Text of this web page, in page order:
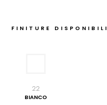
FINITURE DISPONIBILI
22
BIANCO